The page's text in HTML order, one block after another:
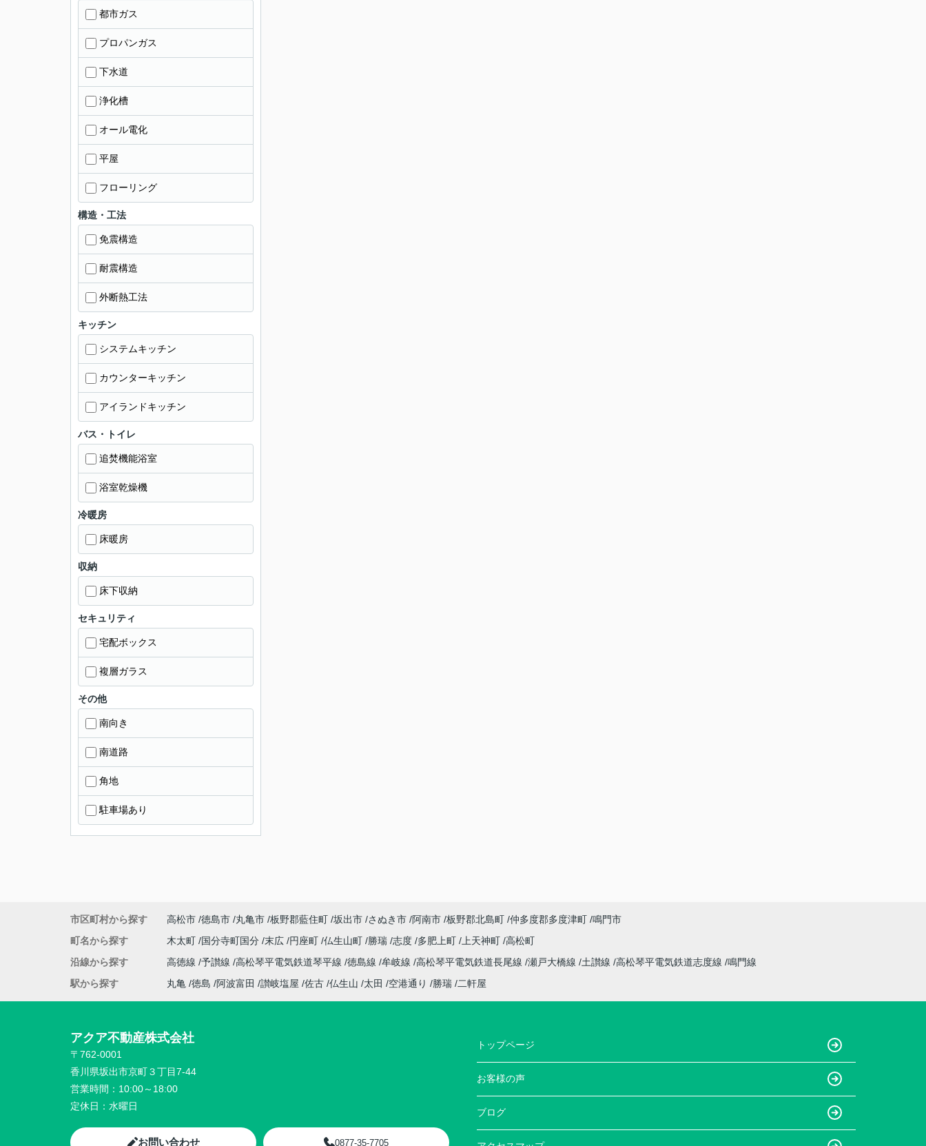
都市ガス
プロパンガス
下水道
浄化槽
オール電化
平屋
フローリング
構造・工法
免震構造
耐震構造
外断熱工法
キッチン
システムキッチン
カウンターキッチン
アイランドキッチン
バス・トイレ
追焚機能浴室
浴室乾燥機
冷暖房
床暖房
収納
床下収納
セキュリティ
宅配ボックス
複層ガラス
その他
南向き
南道路
角地
駐車場あり
市区町村から探す 高松市 徳島市 丸亀市 板野郡藍住町 坂出市 さぬき市 阿南市 板野郡北島町 仲多度郡多度津町 鳴門市
町名から探す
木太町 国分寺町国分 末広 円座町 仏生山町 勝瑞 志度 多肥上町 上天神町 高松町
沿線から探す
高徳線 予讃線 高松琴平電気鉄道琴平線 徳島線 牟岐線 高松琴平電気鉄道長尾線 瀬戸大橋線 土讃線 高松琴平電気鉄道志度線 鳴門線
駅から探す
丸亀 徳島 阿波富田 讃岐塩屋 佐古 仏生山 太田 空港通り 勝瑞 二軒屋
アクア不動産株式会社
〒762-0001
香川県坂出市京町３丁目7-44
営業時間： 10:00～18:00
定休日： 水曜日
お問い合わせ 0877-35-7705
トップページ
お客様の声
ブログ